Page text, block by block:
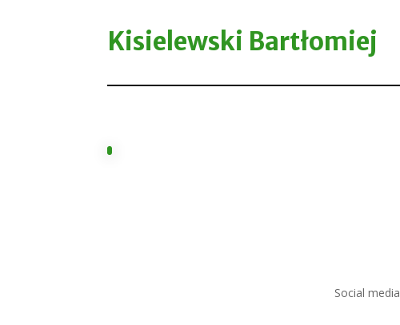
Kisielewski Bartłomiej
Social media